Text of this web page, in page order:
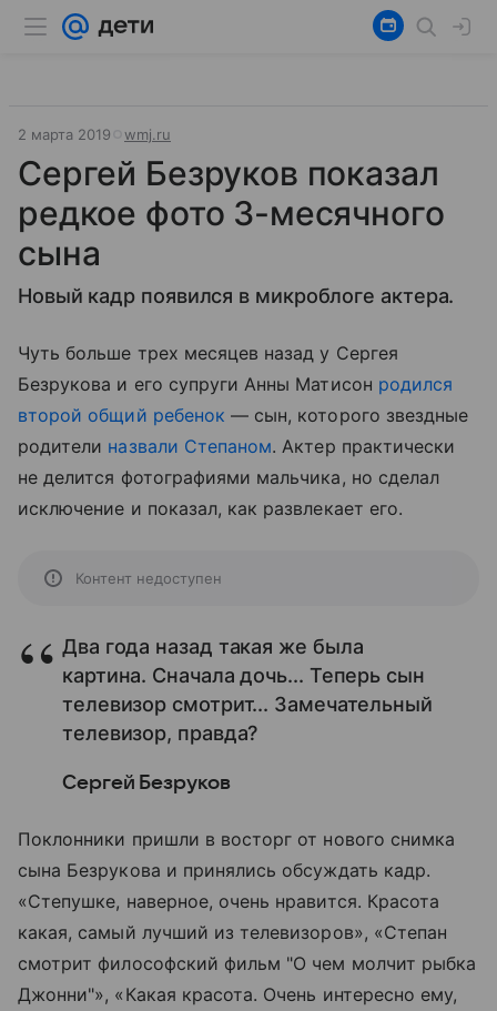
2 марта 2019 wmj.ru
Сергей Безруков показал
редкое фото 3-месячного
сына
Новый кадр появился в микроблоге актера.
Чуть больше трех месяцев назад у Сергея
Безрукова и его супруги Анны Матисон родился
второй общий ребенок — сын, которого звездные
родители назвали Степаном. Актер практически
не делится фотографиями мальчика, но сделал
исключение и показал, как развлекает его.
Контент недоступен
Два года назад такая же была
картина. Сначала дочь... Теперь сын
телевизор смотрит... Замечательный
телевизор, правда?
Сергей Безруков
Поклонники пришли в восторг от нового снимка
сына Безрукова и принялись обсуждать кадр.
«Степушке, наверное, очень нравится. Красота
какая, самый лучший из телевизоров», «Степан
смотрит философский фильм "О чем молчит рыбка
Джонни"», «Какая красота. Очень интересно ему,